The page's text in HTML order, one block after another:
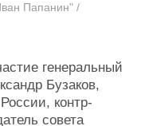
Папанин" /
генеральный
Бузаков,
контр-
совета